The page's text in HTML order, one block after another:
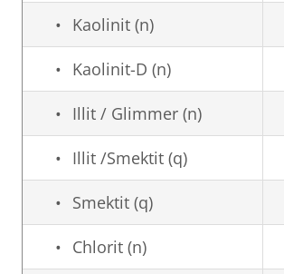
Kaolinit (n)
Kaolinit-D (n)
Illit / Glimmer (n)
Illit /Smektit (q)
Smektit (q)
Chlorit (n)